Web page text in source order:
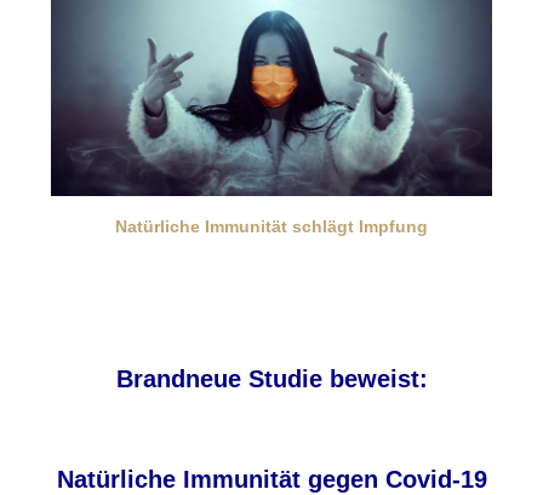
Natürliche Immunität schlägt Impfung
Brandneue Studie beweist:
Natürliche Immunität gegen Covid-19